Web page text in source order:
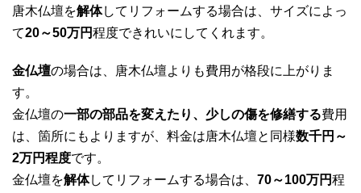
唐木仏壇を解体してリフォームする場合は、サイズによっ
て20～50万円程度できれいにしてくれます。
金仏壇の場合は、唐木仏壇よりも費用が格段に上がりま
す。
金仏壇の一部の部品を変えたり、少しの傷を修繕する費用
は、箇所にもよりますが、料金は唐木仏壇と同様数千円～
2万円程度です。
金仏壇を解体してリフォームする場合は、 70～100万円程